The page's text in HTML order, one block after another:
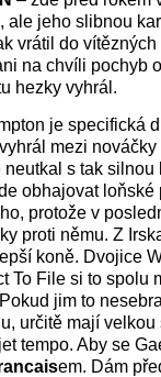
ale jeho slibnou
vrátil do vítězných
na chvíli pochyb
hezky vyhrál.
je specifická
mezi
neutkal s tak
obhajovat loňské
protože v
proti němu. Z
koně. Dvojice
To File si to spolu
jim to
určitě mají velkou
tempo. Aby se
em. Dám